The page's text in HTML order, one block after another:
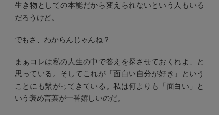
生き物としての本能だから変えられないという人もいる
だろうけど。
でもさ、わからんじゃんね？
まぁコレは私の人生の中で答えを探させておくれよ、と
思っている。そしてこれが「面白い自分が好き」という
ことにも繋がってきている。私は何よりも「面白い」と
いう褒め言葉が一番嬉しいのだ。